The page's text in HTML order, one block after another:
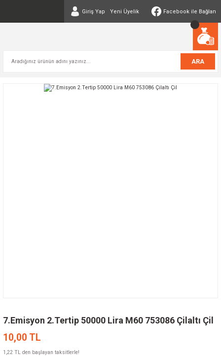
Giriş Yap Yeni Üyelik Facebook ile Bağlan
ARA
7.Emisyon 2.Tertip 50000 Lira M60 753086 Çilaltı Çil
10,00 TL
1,22 TL den başlayan taksitlerle!